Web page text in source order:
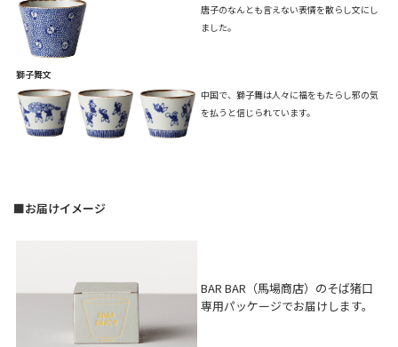
唐子のなんとも言えない表情を散らし文にし
ました。
獅子舞文
中国で、獅子舞は人々に福をもたらし邪の気
を払うと信じられています。
■お届けイメージ
BAR BAR（馬場商店）のそば猪口
専用パッケージでお届けします。